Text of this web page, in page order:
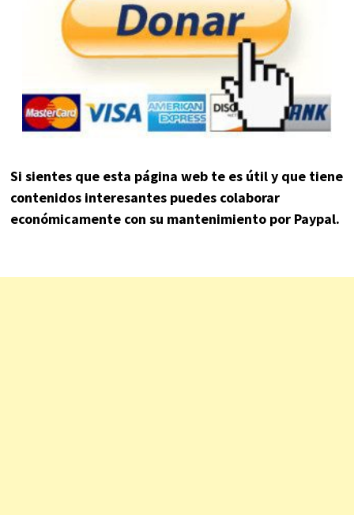
Si sientes que esta página web te es útil y que tiene
contenidos interesantes puedes colaborar
económicamente con su mantenimiento por Paypal.